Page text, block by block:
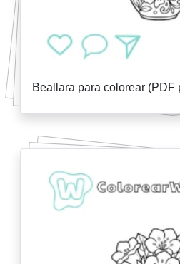
Beallara para colorear (PDF